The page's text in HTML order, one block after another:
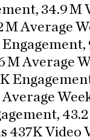
34.9 M
Average
M Average
43.2
Video